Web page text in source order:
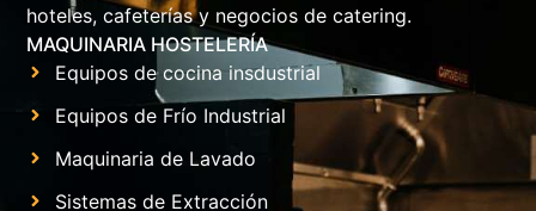
hoteles, cafeterías y negocios de catering.
MAQUINARIA HOSTELERÍA
Equipos de cocina insdustrial
Equipos de Frío Industrial
Maquinaria de Lavado
Sistemas de Extracción